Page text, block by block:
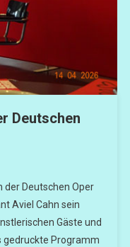
Deutschen
der Deutschen Oper
Aviel Cahn sein
Gäste und
gedruckte Programm